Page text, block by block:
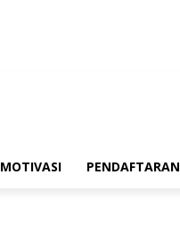
MOTIVASI PENDAFTARAN